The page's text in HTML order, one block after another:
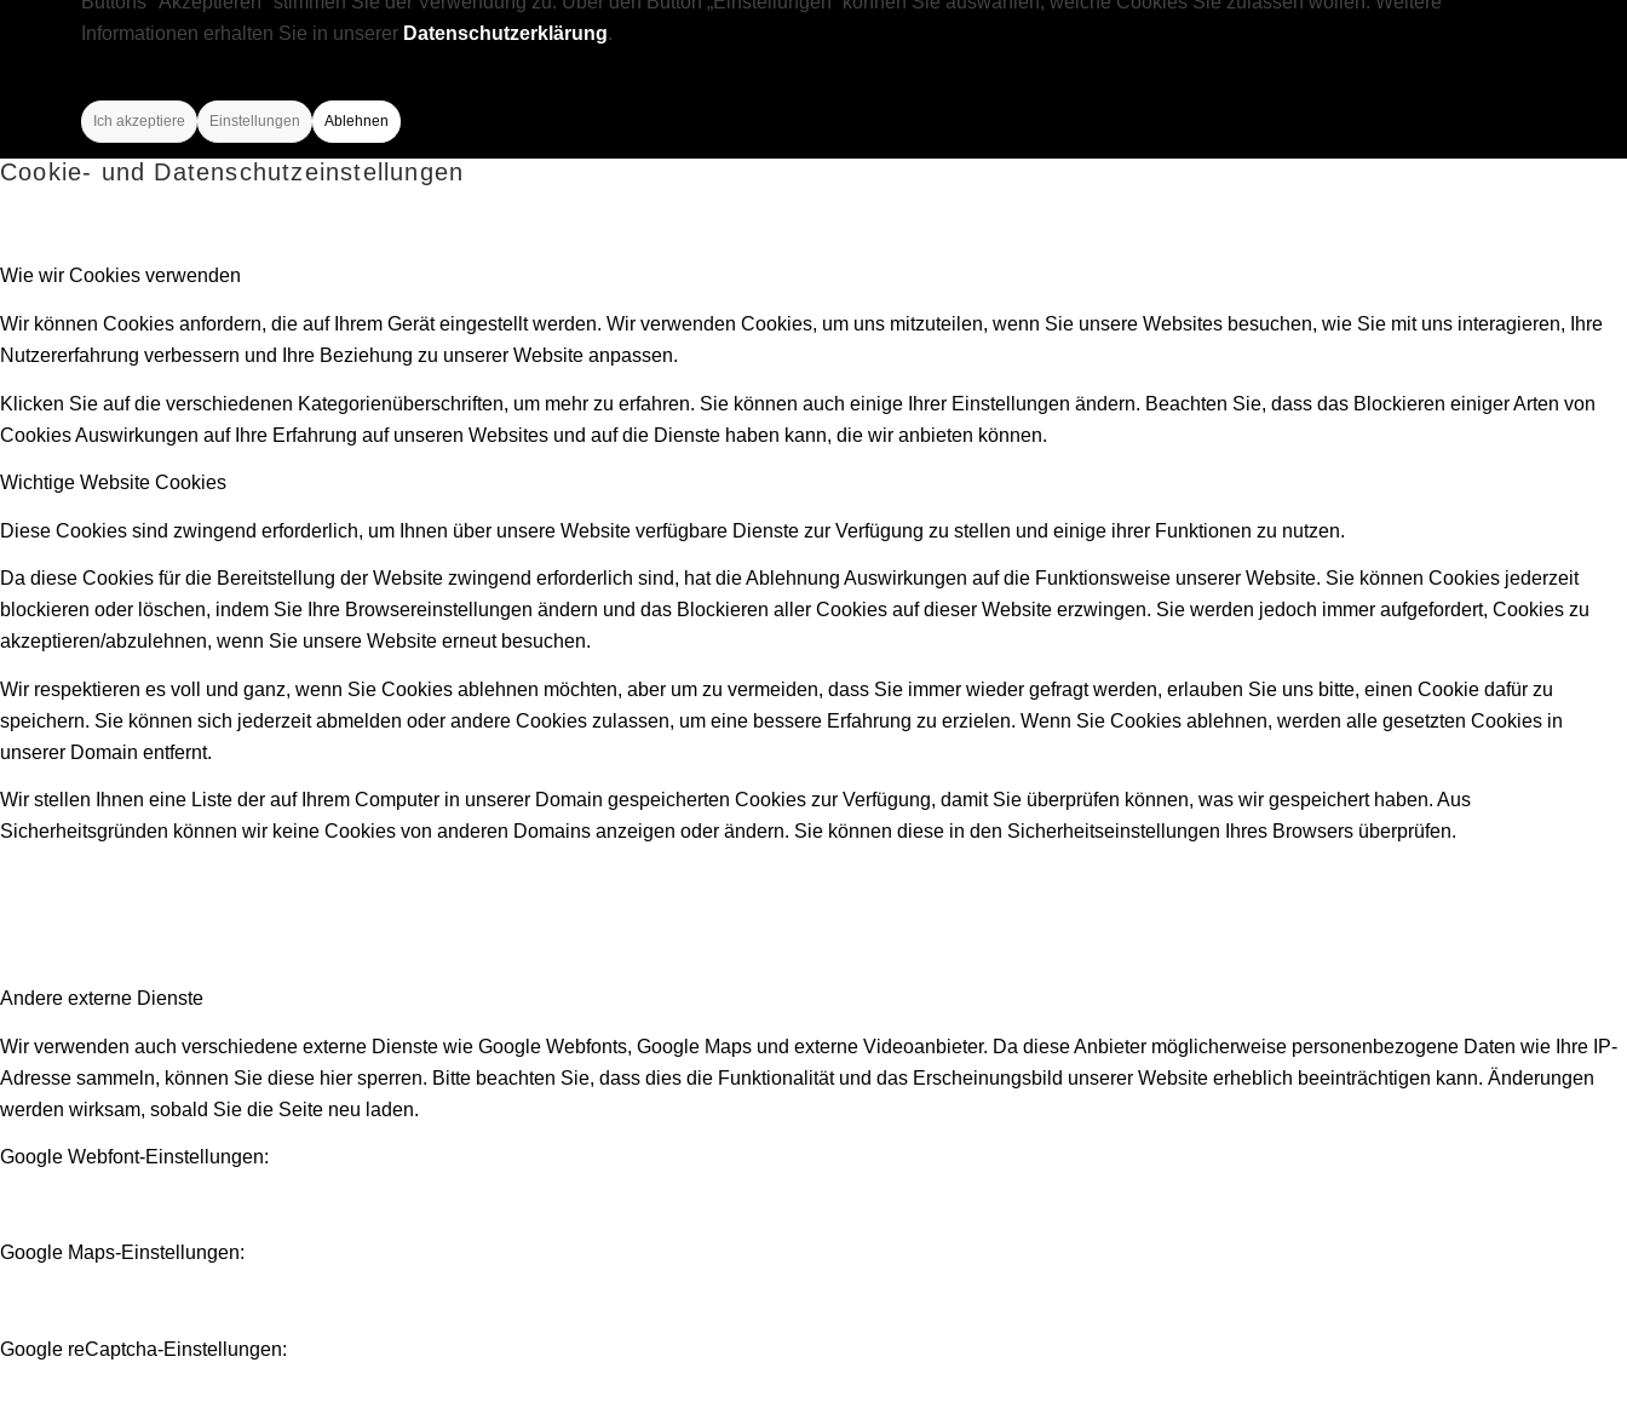
Informationen erhalten Sie in unserer Datenschutzerklärung.
Ich akzeptiere Einstellungen Ablehnen
Cookie- und Datenschutzeinstellungen
Wie wir Cookies verwenden
Wir können Cookies anfordern, die auf Ihrem Gerät eingestellt werden. Wir verwenden Cookies, um uns mitzuteilen, wenn Sie unsere Websites besuchen, wie Sie mit uns interagieren, Ihre
Nutzererfahrung verbessern und Ihre Beziehung zu unserer Website anpassen.
Klicken Sie auf die verschiedenen Kategorienüberschriften, um mehr zu erfahren. Sie können auch einige Ihrer Einstellungen ändern. Beachten Sie, dass das Blockieren einiger Arten von
Cookies Auswirkungen auf Ihre Erfahrung auf unseren Websites und auf die Dienste haben kann, die wir anbieten können.
Wichtige Website Cookies
Diese Cookies sind zwingend erforderlich, um Ihnen über unsere Website verfügbare Dienste zur Verfügung zu stellen und einige ihrer Funktionen zu nutzen.
Da diese Cookies für die Bereitstellung der Website zwingend erforderlich sind, hat die Ablehnung Auswirkungen auf die Funktionsweise unserer Website. Sie können Cookies jederzeit
blockieren oder löschen, indem Sie Ihre Browsereinstellungen ändern und das Blockieren aller Cookies auf dieser Website erzwingen. Sie werden jedoch immer aufgefordert, Cookies zu
akzeptieren/abzulehnen, wenn Sie unsere Website erneut besuchen.
Wir respektieren es voll und ganz, wenn Sie Cookies ablehnen möchten, aber um zu vermeiden, dass Sie immer wieder gefragt werden, erlauben Sie uns bitte, einen Cookie dafür zu
speichern. Sie können sich jederzeit abmelden oder andere Cookies zulassen, um eine bessere Erfahrung zu erzielen. Wenn Sie Cookies ablehnen, werden alle gesetzten Cookies in
unserer Domain entfernt.
Wir stellen Ihnen eine Liste der auf Ihrem Computer in unserer Domain gespeicherten Cookies zur Verfügung, damit Sie überprüfen können, was wir gespeichert haben. Aus
Sicherheitsgründen können wir keine Cookies von anderen Domains anzeigen oder ändern. Sie können diese in den Sicherheitseinstellungen Ihres Browsers überprüfen.
Andere externe Dienste
Wir verwenden auch verschiedene externe Dienste wie Google Webfonts, Google Maps und externe Videoanbieter. Da diese Anbieter möglicherweise personenbezogene Daten wie Ihre IP-
Adresse sammeln, können Sie diese hier sperren. Bitte beachten Sie, dass dies die Funktionalität und das Erscheinungsbild unserer Website erheblich beeinträchtigen kann. Änderungen
werden wirksam, sobald Sie die Seite neu laden.
Google Webfont-Einstellungen:
Google Maps-Einstellungen:
Google reCaptcha-Einstellungen: